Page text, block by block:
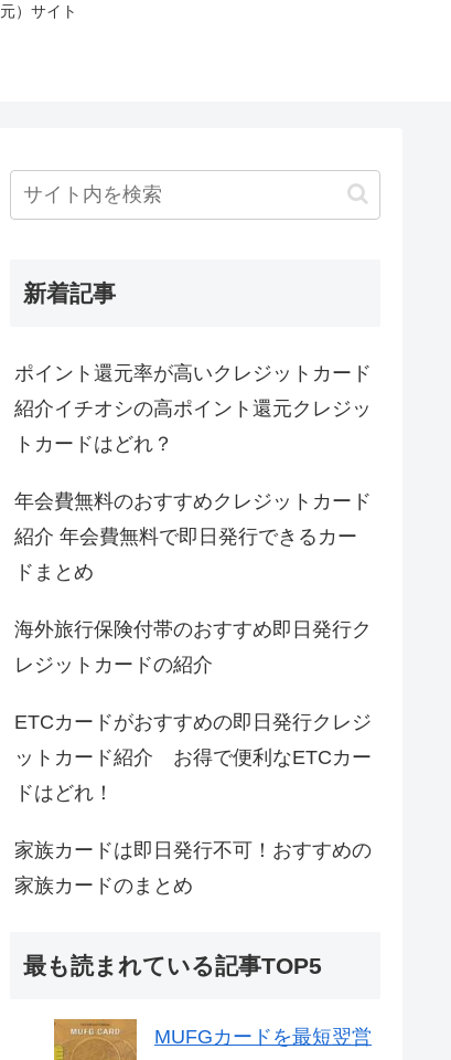
）サイト
新着記事
ポイント還元率が高いクレジットカード
紹介イチオシの高ポイント還元クレジッ
トカードはどれ？
年会費無料のおすすめクレジットカード
紹介 年会費無料で即日発行できるカー
ドまとめ
海外旅行保険付帯のおすすめ即日発行ク
レジットカードの紹介
ETCカードがおすすめの即日発行クレジ
ットカード紹介 お得で便利なETCカー
ドはどれ！
家族カードは即日発行不可！おすすめの
家族カードのまとめ
最も読まれている記事TOP5
MUFGカードを最短翌営